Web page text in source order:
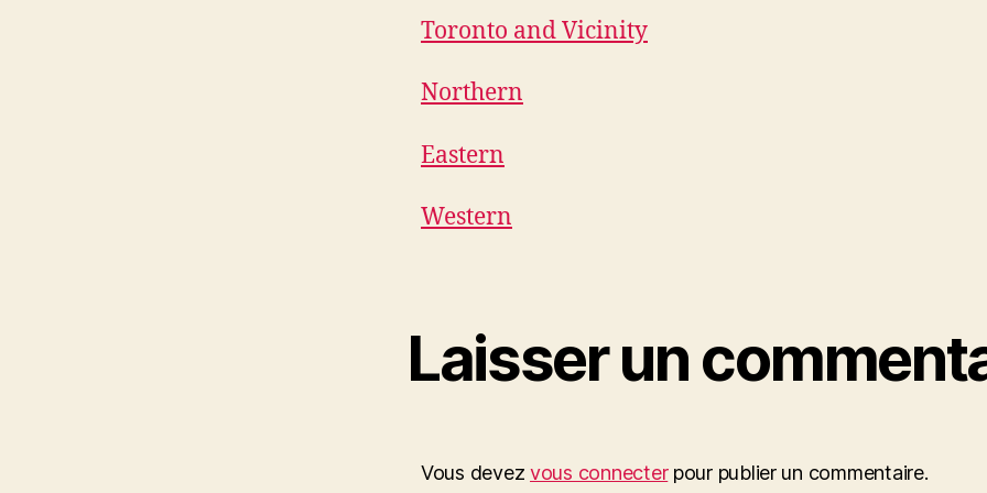
Toronto and Vicinity
Northern
Eastern
Western
Laisser un
Vous devezvous connecterpour publier un commentaire.